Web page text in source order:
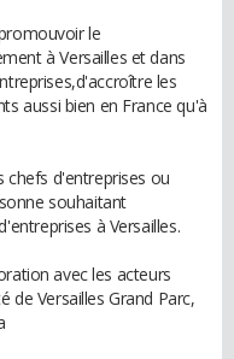
le
à Versailles et dans
les
aussi bien en France qu'à
chefs d'entreprises ou
souhaitant
à Versailles.
avec les acteurs
Versailles Grand Parc,